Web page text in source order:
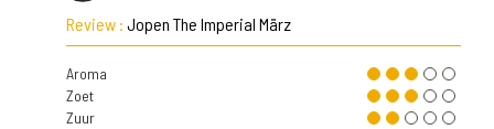
Review : Jopen The Imperial März
Aroma
Zoet
Zuur